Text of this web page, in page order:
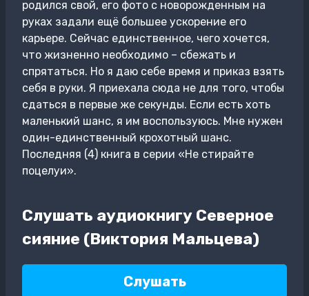
родился свой, его фото с новорожденным на
руках задали ещё большее ускорение его
карьере. Сейчас единственное, чего хочется,
что жизненно необходимо – сбежать и
спрятаться. Но я даю себе время и приказ взять
себя в руки. Я приехала сюда не для того, чтобы
сдаться в первые же секунды. Если есть хоть
маленький шанс, я им воспользуюсь. Мне нужен
один-единственный крохотный шанс.
Последняя (4) книга в серии «Не стирайте
поцелуи».
Слушать аудиокнигу Северное
сияние (Виктория Мальцева)
Слушать